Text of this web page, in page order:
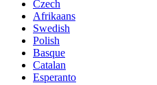
Czech
Afrikaans
Swedish
Polish
Basque
Catalan
Esperanto